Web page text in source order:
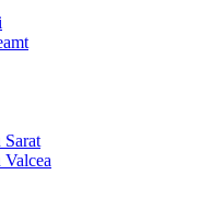
Sarat
Valcea